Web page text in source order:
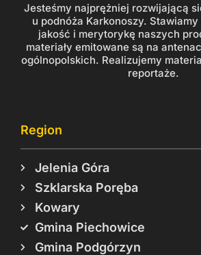
Jesteśmy najprężniej rozwijającą
u podnóża Karkonoszy.
jakość i merytorykę naszych
materiały emitowane są na
ogólnopolskich. Realizujemy
reportaże.
Region
Jelenia Góra
Szklarska Poręba
Kowary
Gmina Piechowice
Gmina Podgórzyn